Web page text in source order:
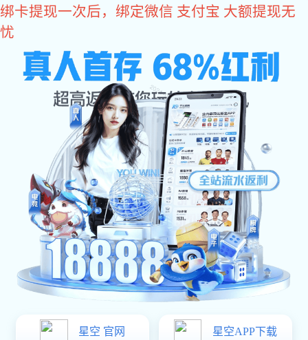
富联娱乐
网站富联娱乐
关于辉士达
产品中心